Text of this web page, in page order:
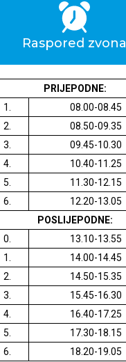
Raspored zvona
PRIJEPODNE:
1.
08.00-08.45
2.
08.50-09.35
3.
09.45-10.30
4.
10.40-11.25
5.
11.30-12.15
6.
12.20-13.05
POSLIJEPODNE:
0.
13.10-13.55
1.
14.00-14.45
2.
14.50-15.35
3.
15.45-16.30
4.
16.40-17.25
5.
17.30-18.15
6.
18.20-19.05